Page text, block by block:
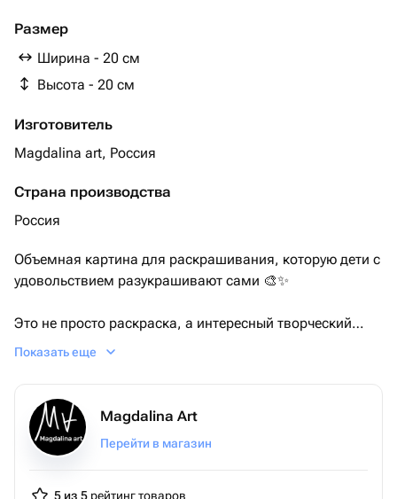
Размер
Ширина - 20 см
Высота - 20 см
Изготовитель
Magdalina art, Россия
Страна производства
Россия
Объемная картина для раскрашивания, которую дети с
удовольствием разукрашивают сами 🎨✨
Это не просто раскраска, а интересный творческий
подарок, после которого у ребёнка остаётся красивая
красиво в интерьере детской комнаты.
Отлично подойдёт:
- как подарок гостям на детский праздник
Показать еще
Magdalina Art
Перейти в магазин
5 из 5 рейтинг товаров